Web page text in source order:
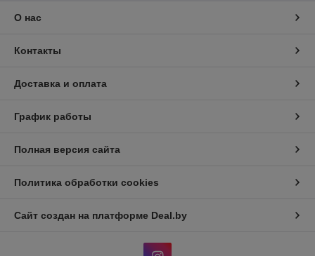
О нас
Контакты
Доставка и оплата
График работы
Полная версия сайта
Политика обработки cookies
Сайт создан на платформе Deal.by